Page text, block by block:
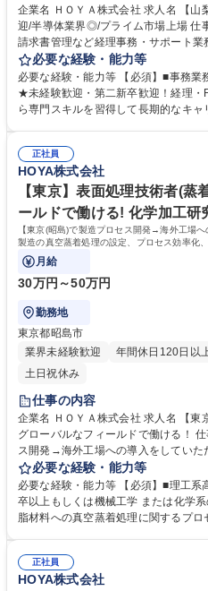
企業名 ＨＯＹＡ株式会社 求人名 【山梨県/北杜市/工場経理事務】未経験歓
迎/半導体業界◎/プライム市場上場 仕事の内容 ◆長坂工場にて経費精算や
請求書管理など経理事務・サポート
算や予算管理などの管理会計スキル習
ルに活躍できるキャリアを目指せます。 【詳細】(1)支払い・精算業
「楽楽精算」システムを使用 (2)伝票
力業務 (3)データ整理、書類整理 (4)経
結する原価計算や、費用分析などの高度
種 【山梨県/北杜市/工場経理事務】未
上場
必要な経験・能力等
必要な経験・能力等 【必須】■事務業
★未経験歓迎・第二新卒歓迎！経理
ら専門スキルを習得して長期的なキャ
1級をお持ちの方 ■英語に興味のある
があり、変化を恐れず新しい知識を吸
視点を持って活躍したいという意欲を
歴・資格 学歴：大学院 大学 高専 短
検定3級
正社員
HOYA株式会社
【東京】表面処理技術者(蒸
ールドで働ける! 化学加工研
【東京(昭島)で製造プロセス開発→海外工場
製造の真空蒸着処理の設定、プロセス効率化
海外への導入をしていただきます。
月給
30万円～50万円
勤務地
東京都昭島市
業界未経験歓迎
年間休日120日以
土日祝休み
仕事の内容
企業名 ＨＯＹＡ株式会社 求人名 【東京】表面処理技術者（蒸着技術者)/
グローバルなフィールドで働ける！ 仕事の内容 【東京(昭島)で製造プロセ
ス開発→海外工場への導入をしていた
蒸着処理の設定、プロセス効率化、及
し、海外への導入をしていただきます。 ■また、海外生産工場への装
入のほか、技術支援活動、また現地
だきます。 ■海外出張の頻度について
ご説明いたします 募集職種 【東京】表面処理技術者（蒸着技術者)/グロー
バルなフィールドで働ける！
必要な経験・能力等
必要な経験・能力等 【必須】■理工
卒以上もしくは機械工学 または化学
脂材料への真空蒸着処理に関するプロ
な方【尚可】■技術スキルを活かしグ
EIC 600点以上またはそれに準ずる資
正社員
HOYA株式会社